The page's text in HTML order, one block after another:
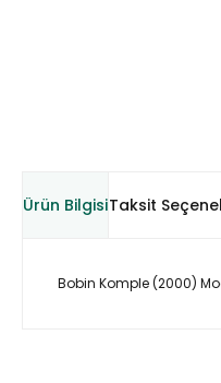
Ürün BilgisiTaksit
Bobin Komple (2000)